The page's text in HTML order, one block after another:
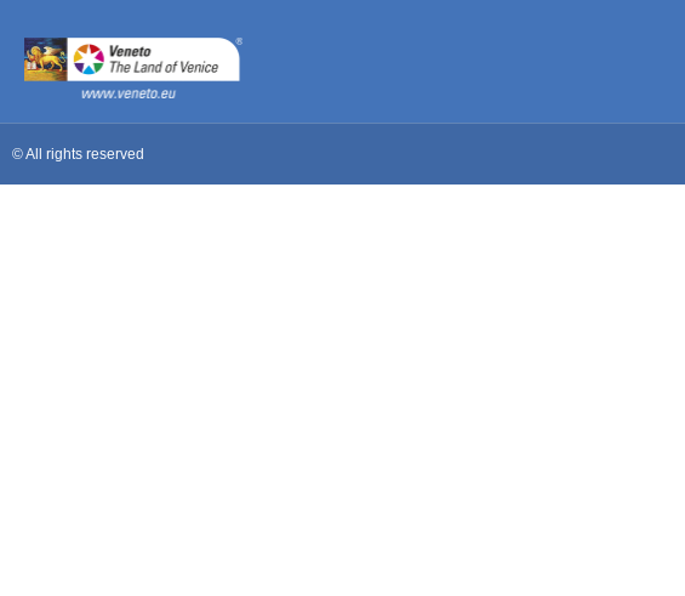
© All rights reserved